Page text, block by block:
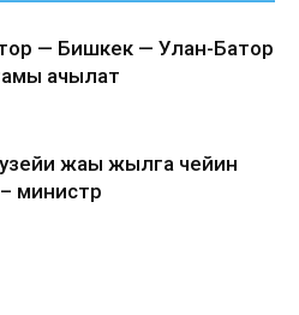
— Бишкек — Улан-Батор
ачылат
жаңы жылга чейин
министр